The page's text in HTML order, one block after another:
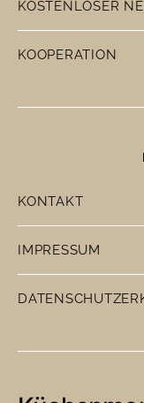
KOSTENLOSER
KOOPERATION
KONTAKT
IMPRESSUM